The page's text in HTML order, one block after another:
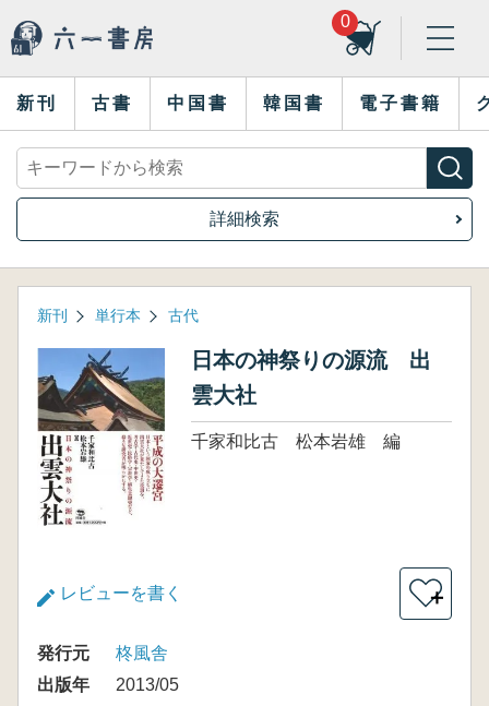
0
新刊 古書 中国書 韓国書 電子書籍
詳細検索
新刊 単行本 古代
日本の神祭りの源流 出
雲大社
千家和比古 松本岩雄 編
レビューを書く ＋
発行元
柊風舎
出版年
2013/05